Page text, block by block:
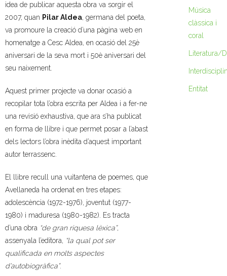
idea de publicar aquesta obra va sorgir el
2007, quan Pilar Aldea, germana del poeta,
va promoure la creació d’una pàgina web en
homenatge a Cesc Aldea, en ocasió del 25è
aniversari de la seva mort i 50è aniversari del
seu naixement.
Aquest primer projecte va donar ocasió a
recopilar tota l’obra escrita per Aldea i a fer-ne
una revisió exhaustiva, que ara s’ha publicat
en forma de llibre i que permet posar a l’abast
dels lectors l’obra inèdita d’aquest important
autor terrassenc.
El llibre recull una vuitantena de poemes, que
Avellaneda ha ordenat en tres etapes:
adolescència (1972-1976), joventut (1977-
1980) i maduresa (1980-1982). Es tracta
d’una obra “de gran riquesa lèxica”,
assenyala l’editora, “la qual pot ser
qualificada en molts aspectes
d’autobiogràfica”.
Música
clàssica i
coral
Literatura/
Entitat